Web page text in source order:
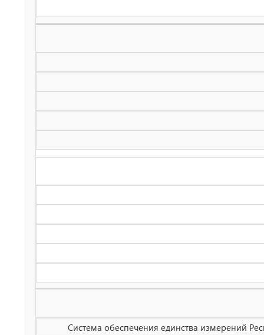
Система обеспечения единства измерений